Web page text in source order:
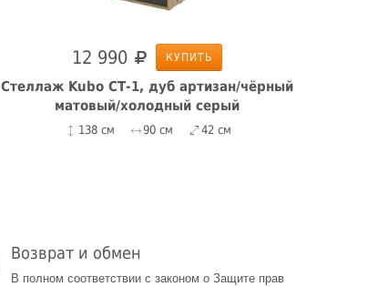
12 990 КУПИТЬ
Стеллаж Kubo СТ-1, дуб артизан/чёрный
матовый/холодный серый
138 см 90 см 42 см
Возврат и обмен
В полном соответствии с законом о Защите прав